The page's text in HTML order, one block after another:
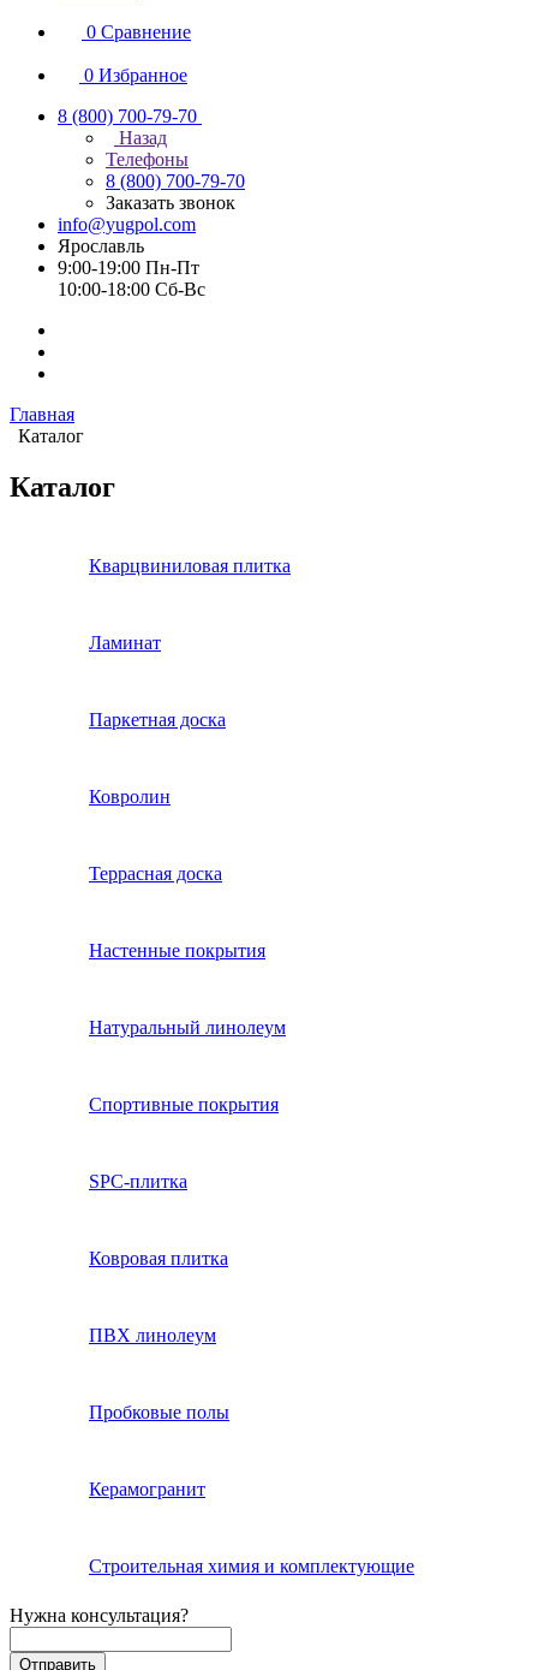
0 Сравнение
0 Избранное
8 (800) 700-79-70
Назад
Телефоны
8 (800) 700-79-70
Заказать звонок
info@yugpol.com
Ярославль
9:00-19:00 Пн-Пт
10:00-18:00 Cб-Вс
Главная
Каталог
Каталог
Кварцвиниловая плитка
Ламинат
Паркетная доска
Ковролин
Террасная доска
Настенные покрытия
Натуральный линолеум
Спортивные покрытия
SPC-плитка
Ковровая плитка
ПВХ линолеум
Пробковые полы
Керамогранит
Строительная химия и комплектующие
Нужна консультация?